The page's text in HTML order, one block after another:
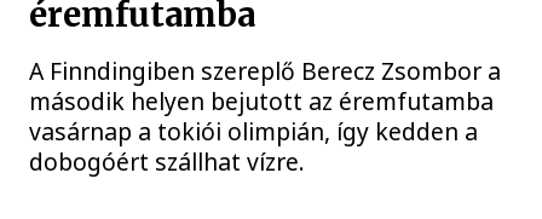
éremfutamba
A Finndingiben szereplő Berecz Zsombor a
második helyen bejutott az éremfutamba
vasárnap a tokiói olimpián, így kedden a
dobogóért szállhat vízre.